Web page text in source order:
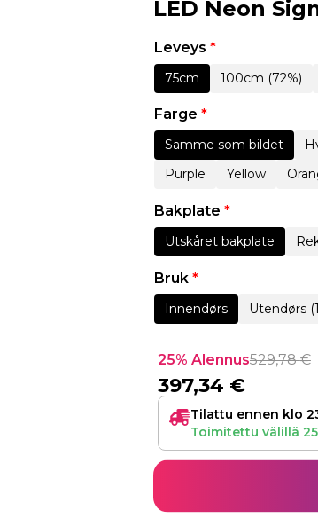
LED Neon
Leveys *
75cm 100cm (72%)
Farge *
Samme som bildet
Purple
Yellow
Bakplate *
Utskåret bakplate
Bruk *
Innendørs Utendørs
25% Alennus529,78€
397,34 €
Tilattu ennen klo
Toimitettu välillä